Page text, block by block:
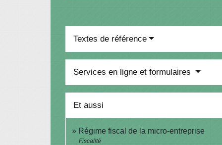
Textes de référence
Services en ligne et formulaires
Et aussi
Régime fiscal de la micro-entreprise
Fiscalité